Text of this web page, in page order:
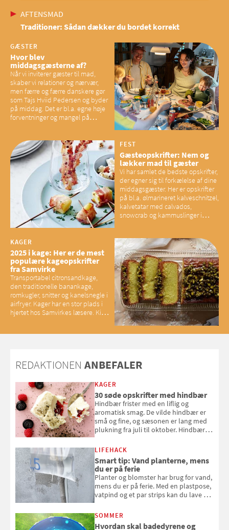
AFTENSMAD
Traditioner: Sådan dækker du bordet korrekt
GÆSTER
Hvor blev
middagsgæsterne af?
Når vi inviterer gæster til mad,
skaber vi relationer og nærvær,
men færre og færre danskere gør
som Tajs Hviid Pedersen og byder
på middag. Det er bl.a. egne høje
forventninger og mangel på
have konsekvenser for vores
sociale fællesskaber
FEST
Gæsteopskrifter: Nem og
lækker mad til gæster
Vi har samlet de bedste opskrifter,
der egner sig til forkælelse af dine
middagsgæster. Her er opskrifter
på bl.a. ølmarineret kalveschnitzel,
kalvetatar med calvados,
snowcrab og kammuslinger i
KAGER
2025 i kage: Her er de mest
populære kageopskrifter
fra Samvirke
Transportabel citronsandkage,
den traditionelle banankage,
romkugler, snitter og kanelsnegle i
airfryer. Kager har en stor plads i
hjertet hos Samvirkes læsere. Kig
REDAKTIONEN ANBEFALER
KAGER
30 søde opskrifter med hindbær
Hindbær frister med en liflig og
aromatisk smag. De vilde hindbær er
små og fine, og sæsonen er lang med
plukning fra juli til oktober. Hindbær
kan bruge dine hindbær i alt fra
bagværk og salater til is og syltning.
LIFEHACK
Smart tip: Vand planterne, mens
du er på ferie
Planter og blomster har brug for vand,
mens du er på ferie. Med en plastpose,
vatpind og et par strips kan du lave dit
at bede naboen om at vande eller
komme hjem til døde planter
SOMMER
Hvordan skal badedyrene og